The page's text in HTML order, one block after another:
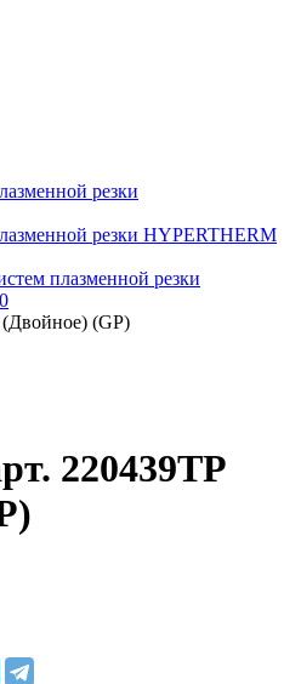
резки
резки HYPERTHERM
плазменной резки
(GP)
220439TP